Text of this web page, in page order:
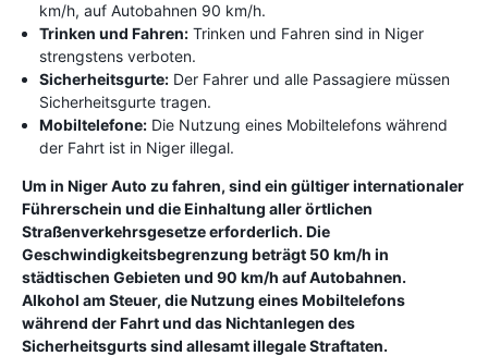
km/h, auf Autobahnen 90 km/h.
Trinken und Fahren: Trinken und Fahren sind in Niger
strengstens verboten.
Sicherheitsgurte: Der Fahrer und alle Passagiere müssen
Sicherheitsgurte tragen.
Mobiltelefone: Die Nutzung eines Mobiltelefons während
der Fahrt ist in Niger illegal.
Um in Niger Auto zu fahren, sind ein gültiger internationaler
Führerschein und die Einhaltung aller örtlichen
Straßenverkehrsgesetze erforderlich. Die
Geschwindigkeitsbegrenzung beträgt 50 km/h in
städtischen Gebieten und 90 km/h auf Autobahnen.
Alkohol am Steuer, die Nutzung eines Mobiltelefons
während der Fahrt und das Nichtanlegen des
Sicherheitsgurts sind allesamt illegale Straftaten.